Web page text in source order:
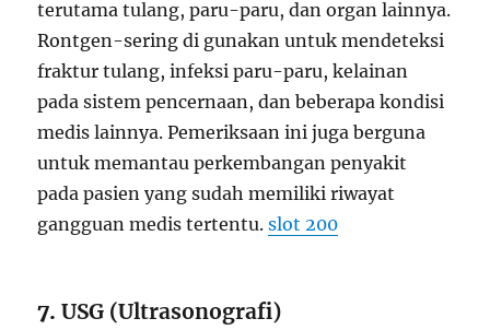
terutama tulang, paru-paru, dan organ lainnya.
Rontgen-sering di gunakan untuk mendeteksi
fraktur tulang, infeksi paru-paru, kelainan
pada sistem pencernaan, dan beberapa kondisi
medis lainnya. Pemeriksaan ini juga berguna
untuk memantau perkembangan penyakit
pada pasien yang sudah memiliki riwayat
gangguan medis tertentu.slot 200
7.USG (Ultrasonografi)